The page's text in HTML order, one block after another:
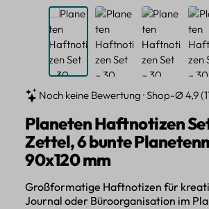
Noch keine Bewertung · Shop-Ø 4,9
Planeten Haftnotizen
Zettel, 6 bunte
90x120 mm
Großformatige Haftnotizen für
Journal oder Büroorganisation im